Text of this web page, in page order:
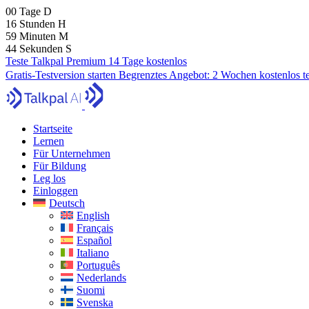
00 Tage D
16 Stunden H
59 Minuten M
42 Sekunden S
Teste Talkpal Premium 14 Tage kostenlos
Gratis-Testversion starten Begrenztes Angebot: 2 Wochen kostenlos
Startseite
Lernen
Für Unternehmen
Für Bildung
Leg los
Einloggen
Deutsch
English
Français
Español
Italiano
Português
Nederlands
Suomi
Svenska